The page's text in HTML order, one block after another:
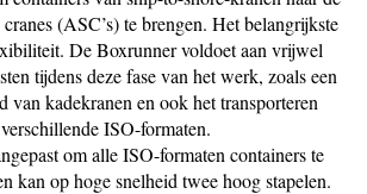
(ASC’s) te brengen. Het belangrijkste
De Boxrunner voldoet aan vrijwel
tijdens deze fase van het werk, zoals een
van kadekranen en ook het transporteren
ISO-formaten.
om alle ISO-formaten containers te
kan op hoge snelheid twee hoog stapelen.